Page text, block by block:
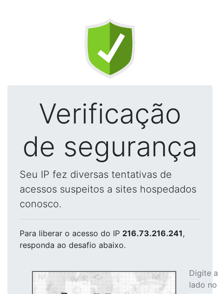
Verificação
de segurança
Seu IP fez diversas tentativas de
acessos suspeitos a sites hospedados
conosco.
Para liberar o acesso do IP 216.73.216.241,
responda ao desafio abaixo.
Digite
lado no